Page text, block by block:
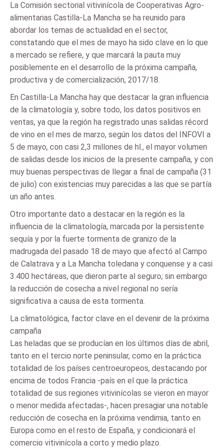
La Comisión sectorial vitivinícola de Cooperativas Agro-
alimentarias Castilla-La Mancha se ha reunido para
abordar los temas de actualidad en el sector,
constatando que el mes de mayo ha sido clave en lo que
a mercado se refiere, y que marcará la pauta muy
posiblemente en el desarrollo de la próxima campaña,
productiva y de comercialización, 2017/18.
En Castilla-La Mancha hay que destacar la gran influencia
de la climatología y, sobre todo, los datos positivos en
ventas, ya que la región ha registrado unas salidas récord
de vino en el mes de marzo, según los datos del INFOVI a
5 de mayo, con casi 2,3 millones de hl., el mayor volumen
de salidas desde los inicios de la presente campaña, y con
muy buenas perspectivas de llegar a final de campaña (31
de julio) con existencias muy parecidas a las que se partía
un año antes.
Otro importante dato a destacar en la región es la
influencia de la climatología, marcada por la persistente
sequía y por la fuerte tormenta de granizo de la
madrugada del pasado 18 de mayo que afectó al Campo
de Calatrava y a La Mancha toledana y conquense y a casi
3.400 hectáreas, que dieron parte al seguro; sin embargo
la reducción de cosecha a nivel regional no sería
significativa a causa de esta tormenta.
La climatológica, factor clave en el devenir de la próxima
campaña
Las heladas que se producían en los últimos días de abril,
tanto en el tercio norte peninsular, como en la práctica
totalidad de los países centroeuropeos, destacando por
encima de todos Francia -país en el que la práctica
totalidad de sus regiones vitivinícolas se vieron en mayor
o menor medida afectadas-, hacen presagiar una notable
reducción de cosecha en la próxima vendimia, tanto en
Europa como en el resto de España, y condicionará el
comercio vitivinícola a corto y medio plazo.